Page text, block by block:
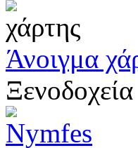
Άνοιγμα
Ξενοδοχεία